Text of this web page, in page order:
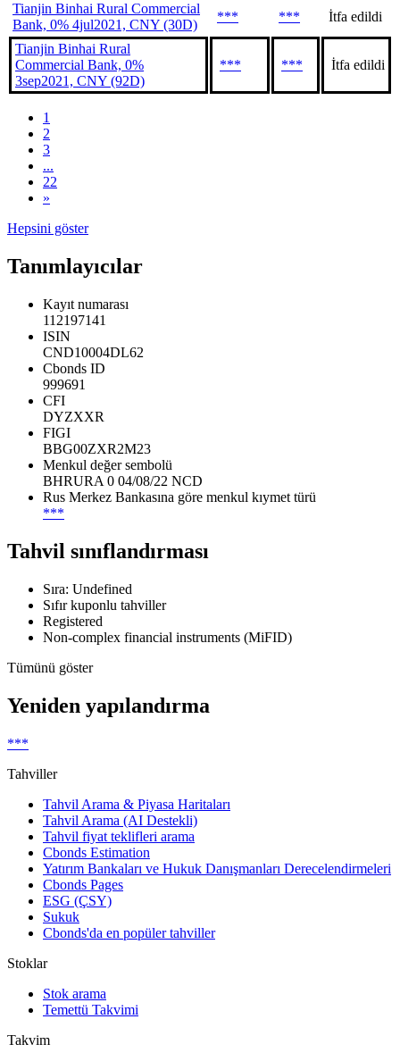
Tianjin Binhai Rural Commercial
Bank, 0% 4jul2021, CNY (30D)
*** *** İtfa edildi
Tianjin Binhai Rural
Commercial Bank, 0%
3sep2021, CNY (92D)
*** *** İtfa edildi
1
2
3
...
22
»
Hepsini göster
Tanımlayıcılar
Kayıt numarası
112197141
ISIN
CND10004DL62
Cbonds ID
999691
CFI
DYZXXR
FIGI
BBG00ZXR2M23
Menkul değer sembolü
BHRURA 0 04/08/22 NCD
Rus Merkez Bankasına göre menkul kıymet türü
***
Tahvil sınıflandırması
Sıra: Undefined
Sıfır kuponlu tahviller
Registered
Non-complex financial instruments (MiFID)
Tümünü göster
Yeniden yapılandırma
***
Tahviller
Tahvil Arama & Piyasa Haritaları
Tahvil Arama (AI Destekli)
Tahvil fiyat teklifleri arama
Cbonds Estimation
Yatırım Bankaları ve Hukuk Danışmanları Derecelendirmeleri
Cbonds Pages
ESG (ÇSY)
Sukuk
Cbonds'da en popüler tahviller
Stoklar
Stok arama
Temettü Takvimi
Takvim